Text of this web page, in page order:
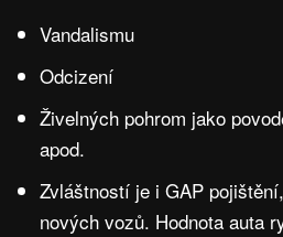
Vandalismu
Odcizení
Živelných pohrom jako
apod.
Zvláštností je i GAP
nových vozů. Hodnota auta